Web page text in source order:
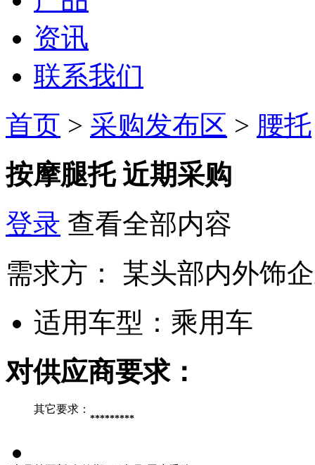
资讯
联系我们
首页 > 采购发布区 > 腰托
按摩腿托 近期采购
登录 查看全部内容
需求方：
某头部内外饰
适用车型： 乘用车
对供应商要求：
其它要求：
*********